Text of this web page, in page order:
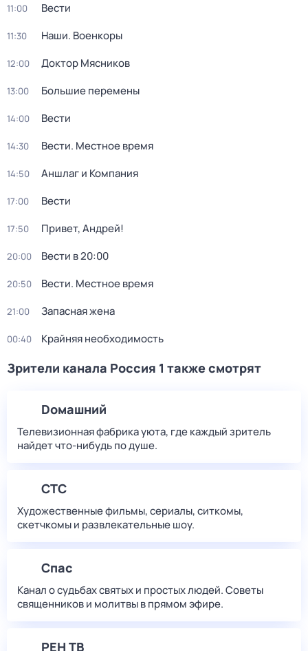
11:00 Вести
11:30 Наши. Военкоры
12:00 Доктор Мясников
13:00 Большие перемены
14:00 Вести
14:30 Вести. Местное время
14:50 Аншлаг и Компания
17:00 Вести
17:50 Привет, Андрей!
20:00 Вести в 20:00
20:50 Вести. Местное время
21:00 Запасная жена
00:40 Крайняя необходимость
Зрители канала Россия 1 также смотрят
Dомашний
Телевизионная фабрика уюта, где каждый зритель
найдет что‑нибудь по душе.
СТС
Художественные фильмы, сериалы, ситкомы,
скетчкомы и развлекательные шоу.
Спас
Канал о судьбах святых и простых людей. Советы
священников и молитвы в прямом эфире.
РЕН ТВ